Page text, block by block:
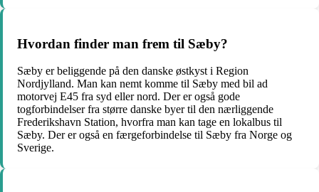
Hvordan finder man frem til Sæby?
Sæby er beliggende på den danske østkyst i Region
Nordjylland. Man kan nemt komme til Sæby med bil ad
motorvej E45 fra syd eller nord. Der er også gode
togforbindelser fra større danske byer til den nærliggende
Frederikshavn Station, hvorfra man kan tage en lokalbus til
Sæby. Der er også en færgeforbindelse til Sæby fra Norge og
Sverige.